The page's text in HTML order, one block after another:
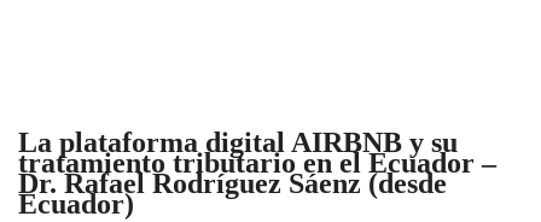
La plataforma digital AIRBNB y su
tratamiento tributario en el Ecuador –
Dr. Rafael Rodríguez Sáenz (desde
Ecuador)